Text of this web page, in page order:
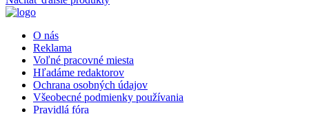
O nás
Reklama
Voľné pracovné miesta
Hľadáme redaktorov
Ochrana osobných údajov
Všeobecné podmienky používania
Pravidlá fóra